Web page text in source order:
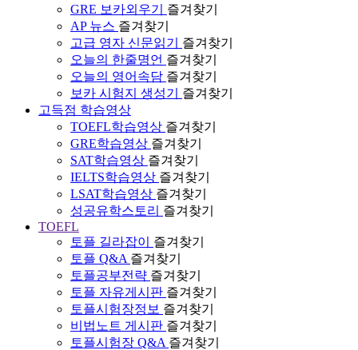
GRE 보카외우기
즐겨찾기
AP 뉴스 즐겨찾기
고급 영자 신문읽기
즐겨찾기
오늘의 한줄명언 즐겨찾기
오늘의 영어속담 즐겨찾기
보카 시험지 생성기
즐겨찾기
고득점 학습영상
TOEFL학습영상 즐겨찾기
GRE학습영상 즐겨찾기
SAT학습영상 즐겨찾기
IELTS학습영상 즐겨찾기
LSAT학습영상 즐겨찾기
성공유학스토리 즐겨찾기
TOEFL
토플 길라잡이
즐겨찾기
토플 Q&A 즐겨찾기
토플공부전략 즐겨찾기
토플 자유게시판 즐겨찾기
토플시험장정보 즐겨찾기
비법노트 게시판 즐겨찾기
토플시험장 Q&A 즐겨찾기